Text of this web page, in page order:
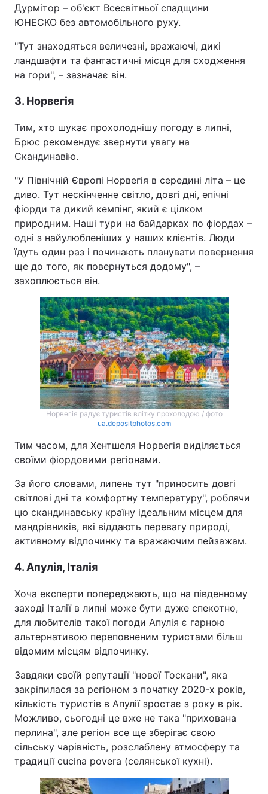
Дурмітор – об'єкт Всесвітньої спадщини
ЮНЕСКО без автомобільного руху.
"Тут знаходяться величезні, вражаючі, дикі
ландшафти та фантастичні місця для сходження
на гори", – зазначає він.
3. Норвегія
Тим, хто шукає прохолоднішу погоду в липні,
Брюс рекомендує звернути увагу на
Скандинавію.
"У Північній Європі Норвегія в середині літа – це
диво. Тут нескінченне світло, довгі дні, епічні
фіорди та дикий кемпінг, який є цілком
природним. Наші тури на байдарках по фіордах –
одні з найулюбленіших у наших клієнтів. Люди
їдуть один раз і починають планувати повернення
ще до того, як повернуться додому", –
захоплюється він.
Норвегія радує туристів влітку прохолодою / фото
ua.depositphotos.com
Тим часом, для Хентшеля Норвегія виділяється
своїми фіордовими регіонами.
За його словами, липень тут "приносить довгі
світлові дні та комфортну температуру", роблячи
цю скандинавську країну ідеальним місцем для
мандрівників, які віддають перевагу природі,
активному відпочинку та вражаючим пейзажам.
4. Апулія, Італія
Хоча експерти попереджають, що на південному
заході Італії в липні може бути дуже спекотно,
для любителів такої погоди Апулія є гарною
альтернативою переповненим туристами більш
відомим місцям відпочинку.
Завдяки своїй репутації "нової Тоскани", яка
закріпилася за регіоном з початку 2020-х років,
кількість туристів в Апулії зростає з року в рік.
Можливо, сьогодні це вже не така "прихована
перлина", але регіон все ще зберігає свою
сільську чарівність, розслаблену атмосферу та
традиції cucina povera (селянської кухні).